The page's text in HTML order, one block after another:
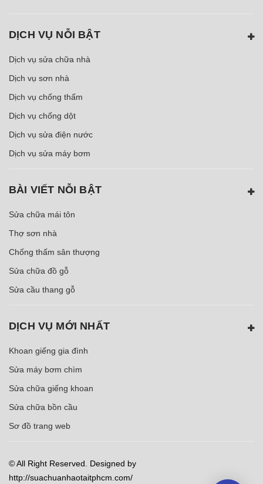
DỊCH VỤ NỖI BẬT
Dịch vụ sửa chữa nhà
Dịch vụ sơn nhà
Dịch vụ chống thấm
Dịch vụ chống dột
Dịch vụ sửa điện nước
Dịch vụ sửa máy bơm
BÀI VIẾT NỖI BẬT
Sửa chữa mái tôn
Thợ sơn nhà
Chống thấm sân thượng
Sửa chữa đồ gỗ
Sửa cầu thang gỗ
DỊCH VỤ MỚI NHẤT
Khoan giếng gia đình
Sửa máy bơm chìm
Sửa chữa giếng khoan
Sửa chữa bồn cầu
Sơ đồ trang web
© All Right Reserved. Designed by
http://suachuanhaotaitphcm.com/